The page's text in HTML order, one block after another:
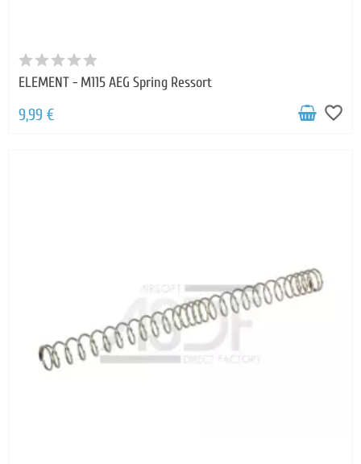
ELEMENT - M115 AEG Spring Ressort
9,99 € favorite_border